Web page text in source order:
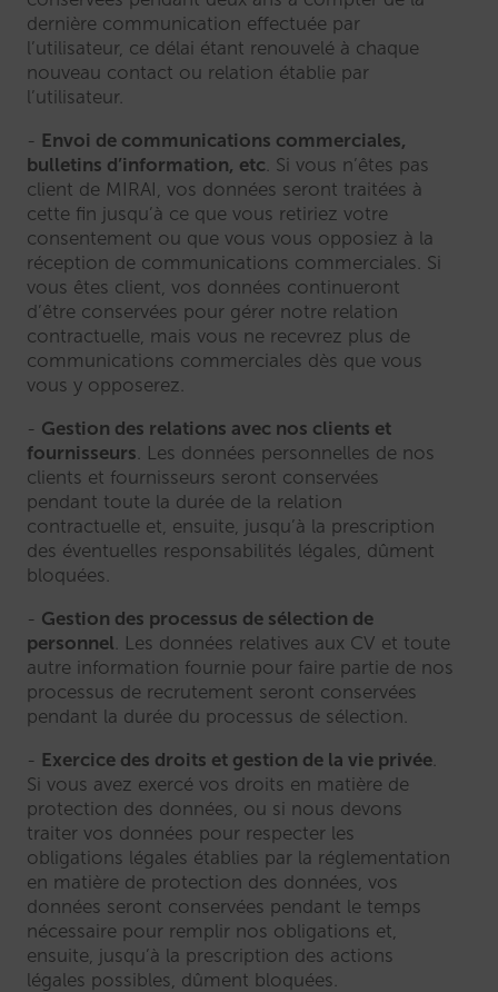
dernière communication effectuée par
l’utilisateur, ce délai étant renouvelé à chaque
nouveau contact ou relation établie par
l’utilisateur.
Envoi de communications commerciales,
bulletins d’information, etc. Si vous n’êtes pas
client de MIRAI, vos données seront traitées à
cette fin jusqu’à ce que vous retiriez votre
consentement ou que vous vous opposiez à la
réception de communications commerciales. Si
vous êtes client, vos données continueront
d’être conservées pour gérer notre relation
contractuelle, mais vous ne recevrez plus de
communications commerciales dès que vous
vous y opposerez.
Gestion des relations avec nos clients et
fournisseurs . Les données personnelles de nos
clients et fournisseurs seront conservées
pendant toute la durée de la relation
contractuelle et, ensuite, jusqu’à la prescription
des éventuelles responsabilités légales, dûment
bloquées.
Gestion des processus de sélection de
personnel . Les données relatives aux CV et toute
autre information fournie pour faire partie de nos
processus de recrutement seront conservées
pendant la durée du processus de sélection.
Exercice des droits et gestion de la vie privée.
Si vous avez exercé vos droits en matière de
protection des données, ou si nous devons
traiter vos données pour respecter les
obligations légales établies par la réglementation
en matière de protection des données, vos
données seront conservées pendant le temps
nécessaire pour remplir nos obligations et,
ensuite, jusqu’à la prescription des actions
légales possibles, dûment bloquées.